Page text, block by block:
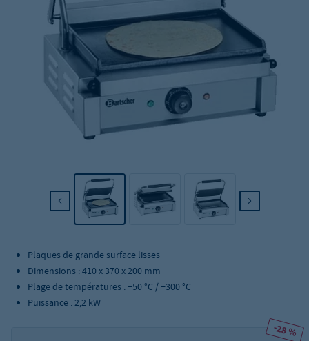
Plaques de grande surface lisses
Dimensions : 410 x 370 x 200 mm
Plage de températures : +50 °C / +300 °C
Puissance : 2,2 kW
-28 %